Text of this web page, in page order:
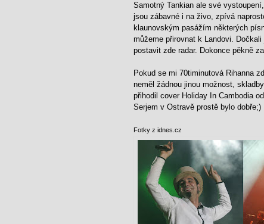
Samotný Tankian ale své
jsou zábavné i na živo, zpívá
klaunovským pasážím některých
můžeme přirovnat k Landovi.
postavit zde radar. Dokonce pěkně
Pokud se mi 70timinutová Rihanna
neměl žádnou jinou možnost,
přihodil cover Holiday In Cambodia
Serjem v Ostravě prostě bylo dobře;)
Fotky z idnes.cz